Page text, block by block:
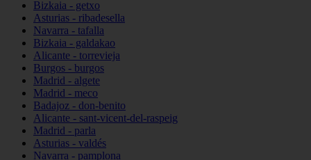
Bizkaia - getxo
Asturias - ribadesella
Navarra - tafalla
Bizkaia - galdakao
Alicante - torrevieja
Burgos - burgos
Madrid - algete
Madrid - meco
Badajoz - don-benito
Alicante - sant-vicent-del-raspeig
Madrid - parla
Asturias - valdés
Navarra - pamplona